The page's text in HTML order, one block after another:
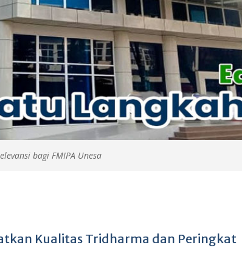
bagi FMIPA Unesa
Kualitas Tridharma dan Peringkat